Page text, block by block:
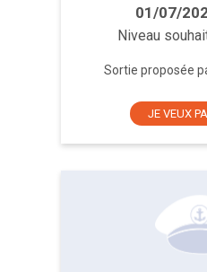
01/07/
Niveau
Sortie proposée
JE VEUX